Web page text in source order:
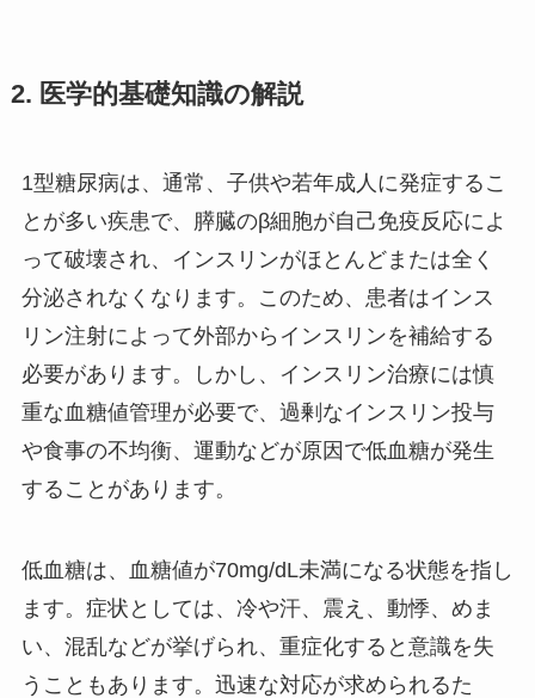
2. 医学的基礎知識の解説
1型糖尿病は、通常、子供や若年成人に発症するこ
とが多い疾患で、膵臓のβ細胞が自己免疫反応によ
って破壊され、インスリンがほとんどまたは全く
分泌されなくなります。このため、患者はインス
リン注射によって外部からインスリンを補給する
必要があります。しかし、インスリン治療には慎
重な血糖値管理が必要で、過剰なインスリン投与
や食事の不均衡、運動などが原因で低血糖が発生
することがあります。
低血糖は、血糖値が70mg/dL未満になる状態を指し
ます。症状としては、冷や汗、震え、動悸、めま
い、混乱などが挙げられ、重症化すると意識を失
うこともあります。迅速な対応が求められるた